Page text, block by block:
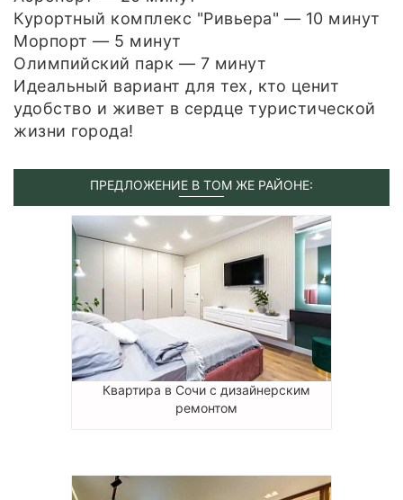
Курортный комплекс "Ривьера" — 10 минут
Морпорт — 5 минут
Олимпийский парк — 7 минут
Идеальный вариант для тех, кто ценит
удобство и живет в сердце туристической
жизни города!
ПРЕДЛОЖЕНИЕ В ТОМ ЖЕ РАЙОНЕ:
Квартира в Сочи с дизайнерским
ремонтом